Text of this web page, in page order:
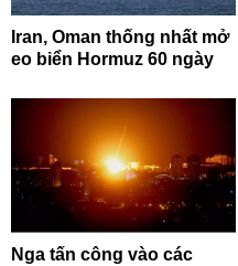
Iran, Oman thống nhất mở
eo biển Hormuz 60 ngày
Nga tấn công vào các